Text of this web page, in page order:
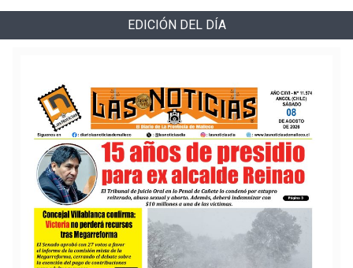
EDICIÓN DEL DÍA